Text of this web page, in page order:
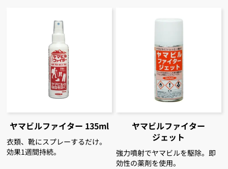
ヤマビルファイター 135ml
衣類、靴にスプレーするだけ。
効果1週間持続。
ヤマビルファイター
ジェット
強力噴射でヤマビルを駆除。即
効性の薬剤を使用。